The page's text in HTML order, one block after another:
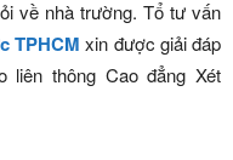
về nhà trường. Tổ tư vấn
TPHCM xin được giải đáp
thông Cao đẳng Xét